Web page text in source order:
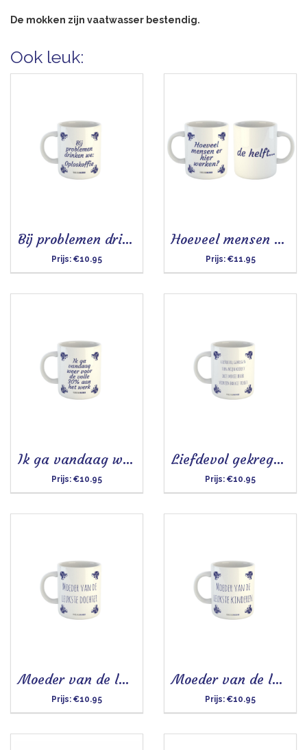
De mokken zijn vaatwasser bestendig.
Ook leuk:
Bij problemen drinken we - Mok
Prijs: €10.95
Hoeveel mensen - Mok
Prijs:€11.95
Ik ga vandaag weer voor de volle 30 - Mok
Prijs: €10.95
Liefdevol gekregen van mijn kroost - Mok
Prijs: €10.95
Moeder van de leukste dochter - Mok
Prijs: €10.95
Moeder van de leukste kinderen - Mok
Prijs: €10.95